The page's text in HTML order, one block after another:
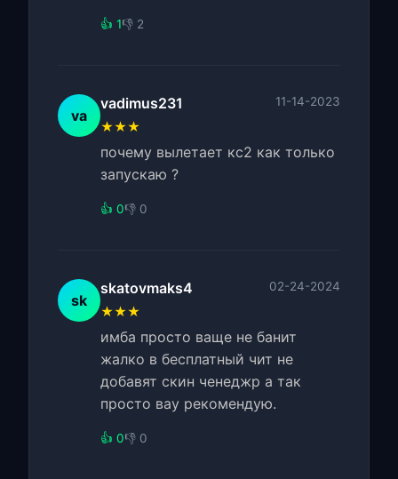
👍 1👎 2
va
vadimus231 11-14-2023
★★★
почему вылетает кс2 как только
запускаю ?
👍 0👎 0
sk
skatovmaks4 02-24-2024
★★★
имба просто ваще не банит
жалко в бесплатный чит не
добавят скин ченеджр а так
просто вау рекомендую.
👍 0👎 0